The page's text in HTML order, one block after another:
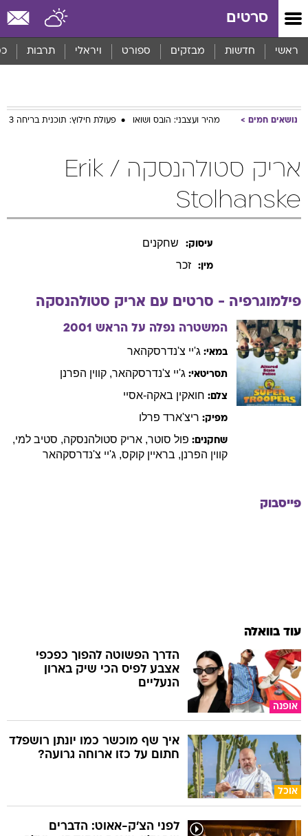
סרטים
ראשי חדשות מבזקים ספורט ויראלי תרבות
נושאים חמים מהיר ועצבני: הובס ושואו פעולת חילוץ: תוכנית בריחה 3
אריק סטולהנסקה / Erik
Stolhanske
עיסוק: שחקנים
מין: זכר
פילמוגרפיה - סרטים עם אריק סטולהנסקה
המשטרה נפלה על הראש 2001
במאי: ג'יי צ'נדרסקהאר
תסריטאי: ג'יי צ'נדרסקהאר, קווין הפרנן
צלם: חואקין באקה-אסיי
מפיק: ריצ'ארד פרלו
שחקנים: פול סוטר, אריק סטולהנסקה, סטיב למי,
קווין הפרנן, בראיין קוקס, ג'יי צ'נדרסקהאר
פייסבוק
עוד בוואלה
אופנה
הדרך הפשוטה להפוך כפכפי
אצבע לפיס הכי שיק בארון
הנעליים
אוכל
איך שף מוכשר כמו יונתן רושפלד
חתום על כזו ארוחה גרועה?
לפני הצ'ק-אאוט: הדברים